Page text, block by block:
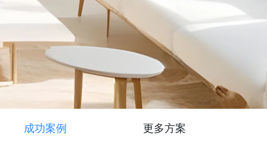
成功案例 更多方案